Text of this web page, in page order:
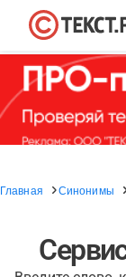
Главная Синонимы